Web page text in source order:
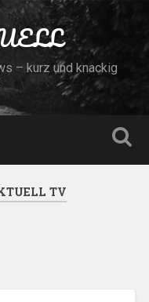
– kurz und knackig
TV